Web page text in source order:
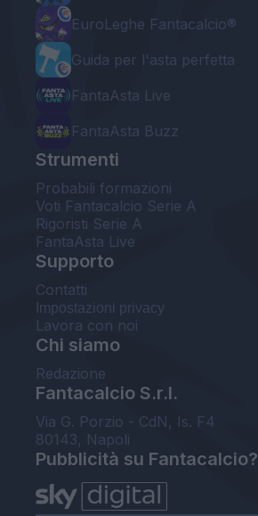
EuroLeghe Fantacalcio®
Guida per l'asta perfetta
FantaAsta Live
FantaAsta Buzz
Strumenti
Probabili formazioni
Voti Fantacalcio Serie A
Rigoristi Serie A
FantaAsta Live
Supporto
Contatti
Impostazioni privacy
Lavora con noi
Chi siamo
Redazione
Fantacalcio S.r.l.
Via G. Porzio - CdN, Is. F4
80143, Napoli
Pubblicità su Fantacalcio?